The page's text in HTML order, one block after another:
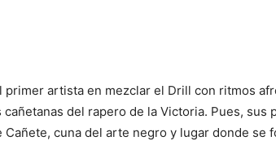
primer artista en mezclar el Drill con ritmos
del rapero de la Victoria. Pues, sus
cuna del arte negro y lugar donde se